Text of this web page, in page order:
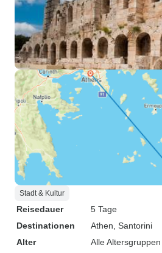
Stadt & Kultur
Reisedauer
5 Tage
Destinationen
Athen , Santorini
Alter
Alle